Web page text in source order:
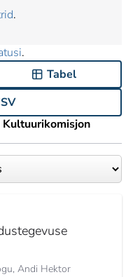
.
.
Tabel
Kultuurikomisjon
Andi Hektor